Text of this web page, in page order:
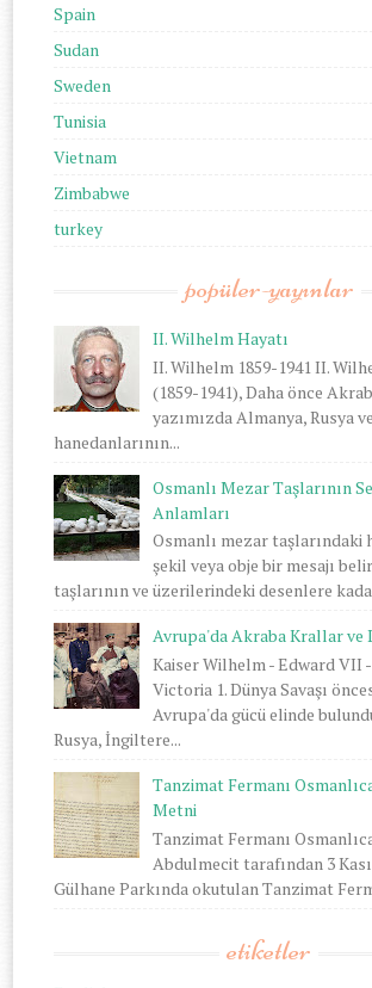
Spain
Sudan
Sweden
Tunisia
Vietnam
Zimbabwe
turkey
popüler-yayınlar
II. Wilhelm Hayatı
II. Wilhelm 1859-1941 II.
(1859-1941), Daha önce
yazımızda Almanya, Rusya
hanedanlarının...
Osmanlı Mezar Taşlarının
Anlamları
Osmanlı mezar taşlarındaki
şekil veya obje bir mesajı
taşlarının ve üzerilerindeki desenlere
Avrupa'da Akraba Krallar ve
Kaiser Wilhelm - Edward VII
Victoria 1. Dünya Savaşı
Avrupa'da gücü elinde
Rusya, İngiltere...
Tanzimat Fermanı
Metni
Tanzimat Fermanı
Abdulmecit tarafından 3
Gülhane Parkında okutulan Tanzimat
etiketler